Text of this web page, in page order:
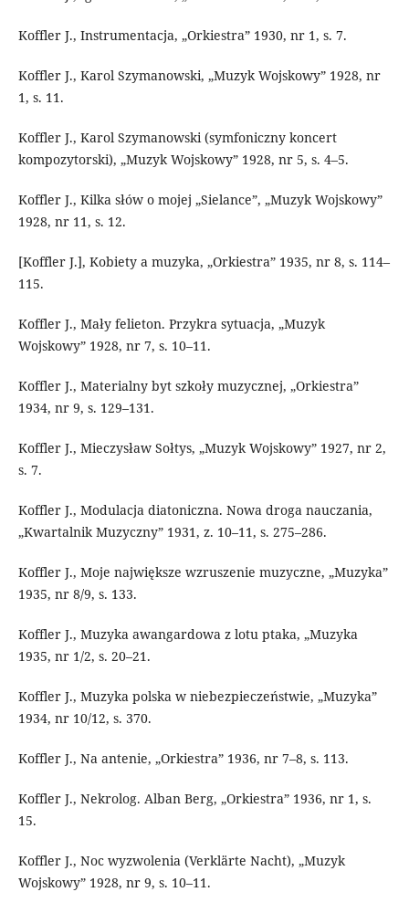
Koffler J., Instrumentacja, „Orkiestra” 1930, nr 1, s. 7.
Koffler J., Karol Szymanowski, „Muzyk Wojskowy” 1928, nr
1, s. 11.
Koffler J., Karol Szymanowski (symfoniczny koncert
kompozytorski), „Muzyk Wojskowy” 1928, nr 5, s. 4–5.
Koffler J., Kilka słów o mojej „Sielance”, „Muzyk Wojskowy”
1928, nr 11, s. 12.
[Koffler J.], Kobiety a muzyka, „Orkiestra” 1935, nr 8, s. 114–
115.
Koffler J., Mały felieton. Przykra sytuacja, „Muzyk
Wojskowy” 1928, nr 7, s. 10–11.
Koffler J., Materialny byt szkoły muzycznej, „Orkiestra”
1934, nr 9, s. 129–131.
Koffler J., Mieczysław Sołtys, „Muzyk Wojskowy” 1927, nr 2,
s. 7.
Koffler J., Modulacja diatoniczna. Nowa droga nauczania,
„Kwartalnik Muzyczny” 1931, z. 10–11, s. 275–286.
Koffler J., Moje największe wzruszenie muzyczne, „Muzyka”
1935, nr 8/9, s. 133.
Koffler J., Muzyka awangardowa z lotu ptaka, „Muzyka
1935, nr 1/2, s. 20–21.
Koffler J., Muzyka polska w niebezpieczeństwie, „Muzyka”
1934, nr 10/12, s. 370.
Koffler J., Na antenie, „Orkiestra” 1936, nr 7–8, s. 113.
Koffler J., Nekrolog. Alban Berg, „Orkiestra” 1936, nr 1, s.
15.
Koffler J., Noc wyzwolenia (Verklärte Nacht), „Muzyk
Wojskowy” 1928, nr 9, s. 10–11.